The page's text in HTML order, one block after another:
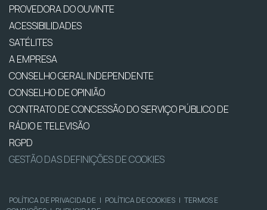
PROVEDORA DO OUVINTE
ACESSIBILIDADES
SATÉLITES
A EMPRESA
CONSELHO GERAL INDEPENDENTE
CONSELHO DE OPINIÃO
CONTRATO DE CONCESSÃO DO SERVIÇO PÚBLICO DE
RÁDIO E TELEVISÃO
RGPD
GESTÃO DAS DEFINIÇÕES DE COOKIES
POLÍTICA DE PRIVACIDADE | POLÍTICA DE COOKIES | TERMOS E